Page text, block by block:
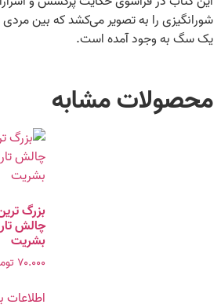
شورانگیزی را به تصویر می‌کشد که بین مردی
یک سگ به وجود آمده است.
محصولات مشابه
بزرگ‌
چالش
بشریت
۷۰.۰۰۰
اطلاعات